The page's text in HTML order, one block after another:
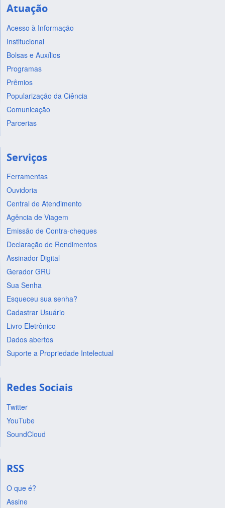
Atuação
Acesso à Informação
Institucional
Bolsas e Auxílios
Programas
Prêmios
Popularização da Ciência
Comunicação
Parcerias
Serviços
Ferramentas
Ouvidoria
Central de Atendimento
Agência de Viagem
Emissão de Contra-cheques
Declaração de Rendimentos
Assinador Digital
Gerador GRU
Sua Senha
Esqueceu sua senha?
Cadastrar Usuário
Livro Eletrônico
Dados abertos
Suporte a Propriedade Intelectual
Redes Sociais
Twitter
YouTube
SoundCloud
RSS
O que é?
Assine